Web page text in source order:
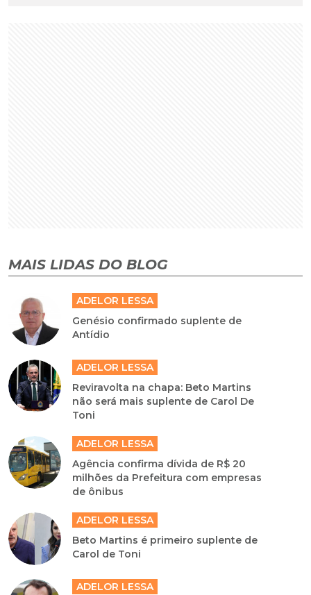
MAIS LIDAS DO BLOG
ADELOR LESSA
Genésio confirmado suplente de
Antídio
ADELOR LESSA
Reviravolta na chapa: Beto Martins
não será mais suplente de Carol De
Toni
ADELOR LESSA
Agência confirma dívida de R$ 20
milhões da Prefeitura com empresas
de ônibus
ADELOR LESSA
Beto Martins é primeiro suplente de
Carol de Toni
ADELOR LESSA